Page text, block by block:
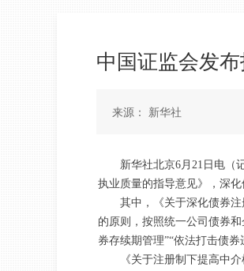
新华社北京6月21日电（
执业质量的指导意见》，深
其中，《关于深化债券
的原则，按照统一公司债券
券存续期管理”“依法打击债券
《关于注册制下提高中
中国证监会发
来源： 新华社